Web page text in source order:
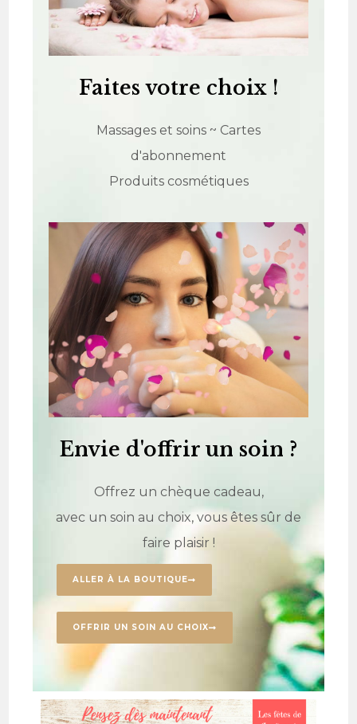
Faites votre choix !
Massages et soins ~ Cartes
d'abonnement
Produits cosmétiques
Envie d'offrir un soin ?
Offrez un chèque cadeau,
avec un soin au choix, vous êtes sûr de
faire plaisir !
ALLER À LA BOUTIQUE
OFFRIR UN SOIN AU CHOIX